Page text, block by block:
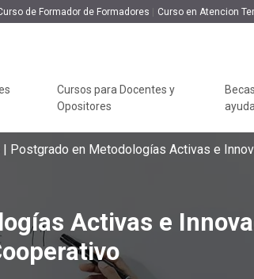
de Formador de Formadores Curso en Atencion
CONOCE RED EDUCA
Opiniones de Red Educa
Preguntas Frecuentes
Cursos para Docentes y
Opositores
CUERPO DE MAESTROS
Maestros
Recursos Especialidades
Maestros
e Innovadoras en el Aula. El
335.75€
Postgrado en Metodologías Activas e
Activas e